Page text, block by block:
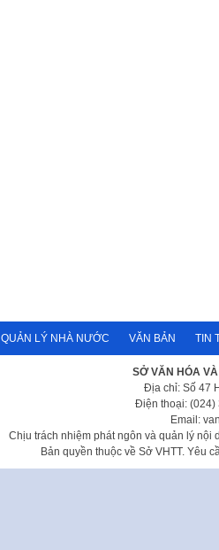
QUẢN LÝ NHÀ NƯỚC VĂN BẢN TIN
SỞ VĂN HÓA
Địa chỉ: Số 47
Điện thoại: (024)
Email:
Chịu trách nhiệm phát ngôn và quản lý nội
Bản quyền thuộc về Sở VHTT. Yêu